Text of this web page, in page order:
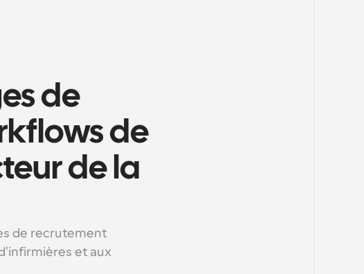
de
de
de la
de recrutement
et aux